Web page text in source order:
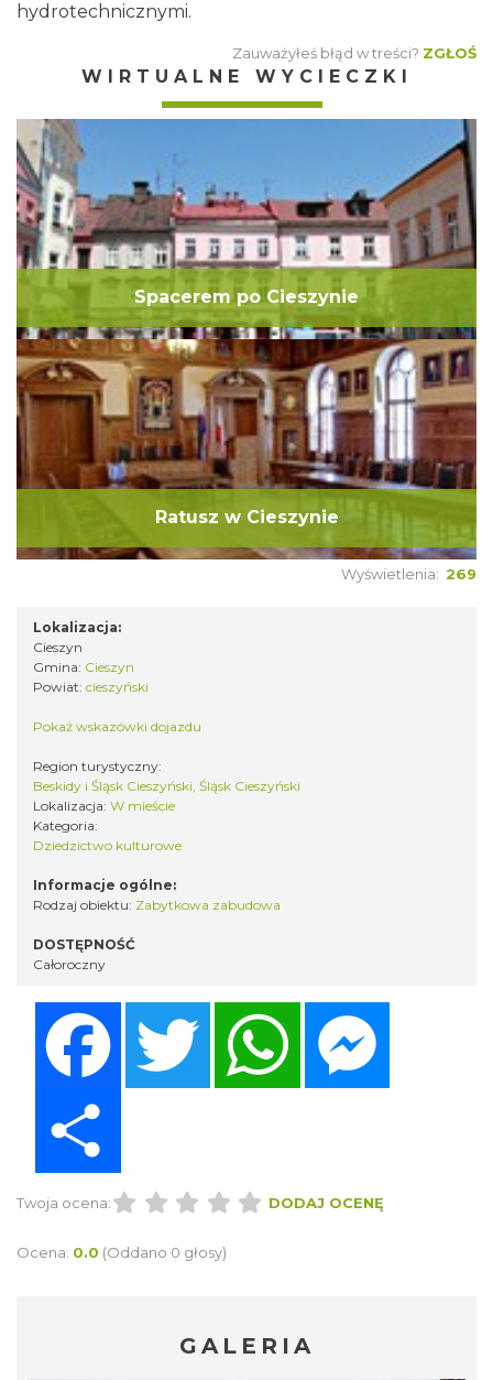
hydrotechnicznymi.
Zauważyłeś błąd w treści? ZGŁOŚ
WIRTUALNE WYCIECZKI
Spacerem po Cieszynie
Ratusz w Cieszynie
Wyświetlenia: 269
Lokalizacja:
Cieszyn
Gmina: Cieszyn
Powiat: cieszyński
Pokaż wskazówki dojazdu
Region turystyczny:
Beskidy i Śląsk Cieszyński, Śląsk Cieszyński
Lokalizacja: W mieście
Kategoria:
Dziedzictwo kulturowe
Informacje ogólne:
Rodzaj obiektu: Zabytkowa zabudowa
DOSTĘPNOŚĆ
Całoroczny
Twitter WhatsApp
Twoja ocena: DODAJ OCENĘ
Ocena: 0.0 (Oddano 0 głosy)
GALERIA